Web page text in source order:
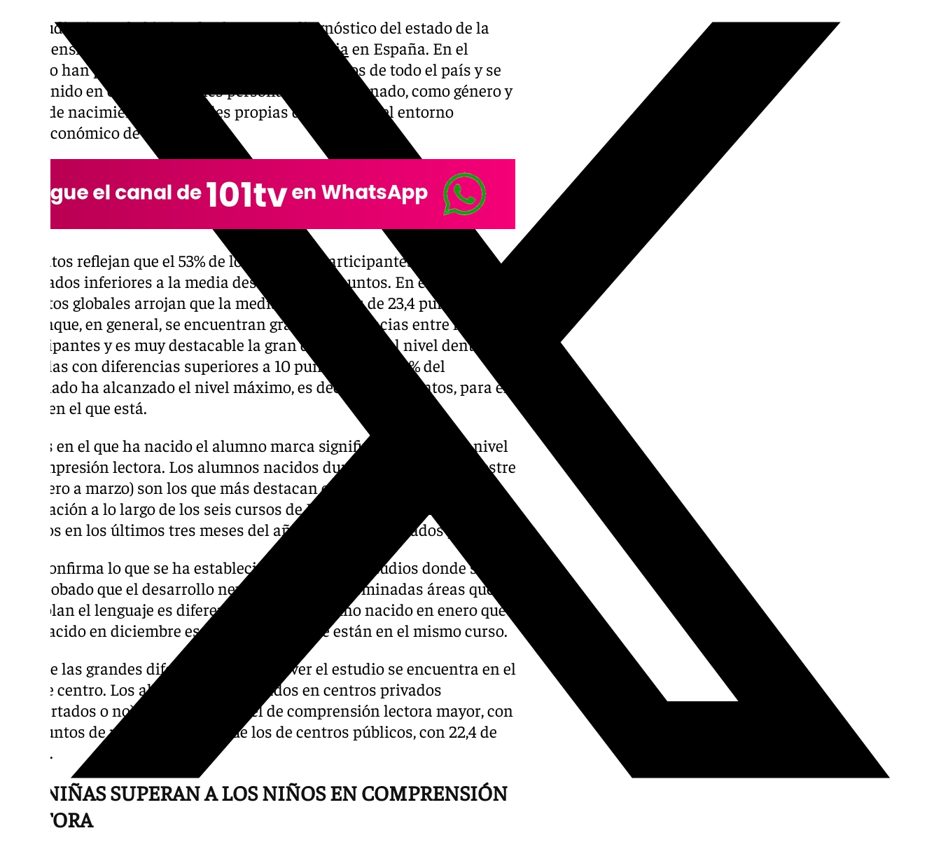
El estudio tiene el objetivo de obtener un diagnóstico del estado de la
comprensión lectora de los alumnos de
Primaria en España. En el
estudio han participado un total de 47.827 alumnos de todo el país y se
han tenido en cuenta variables personales del alumnado, como género y
fecha de nacimiento, y variables propias del colegio y el entorno
socioeconómico de los alumnos.
Los datos reflejan que el 53% de los alumnos participantes muestra
resultados inferiores a la media deseable de 24 puntos. En este sentido,
los datos globales arrojan que la media nacional es de 23,4 puntos sobre
30 aunque, en general, se encuentran grandes diferencias entre los
participantes y es muy destacable la gran dispersión del nivel dentro de
las aulas con diferencias superiores a 10 puntos. Solo el 4% del
alumnado ha alcanzado el nivel máximo, es decir, los 30 puntos, para el
curso en el que está.
El mes en el que ha nacido el alumno marca significativamente su nivel
de compresión lectora. Los alumnos nacidos durante el primer trimestre
(de enero a marzo) son los que más destacan obteniendo la mejor
puntuación a lo largo de los seis cursos de Primaria, mientras que los
nacidos en los últimos tres meses del año obtienen resultados peores.
Esto confirma lo que se ha establecido ya en otros estudios donde se ha
comprobado que el desarrollo neurológico de determinadas áreas que
controlan el lenguaje es diferente entre un alumno nacido en enero que
otro nacido en diciembre ese mismo año y que están en el mismo curso.
Otra de las grandes diferencias que deja ver el estudio se encuentra en el
tipo de centro. Los alumnos matriculados en centros privados
(concertados o no) alcanzan un nivel de comprensión lectora mayor, con
23,5 puntos de media sobre 30, que los de centros públicos, con 22,4 de
media.
LAS NIÑAS SUPERAN A LOS NIÑOS EN COMPRENSIÓN
LECTORA